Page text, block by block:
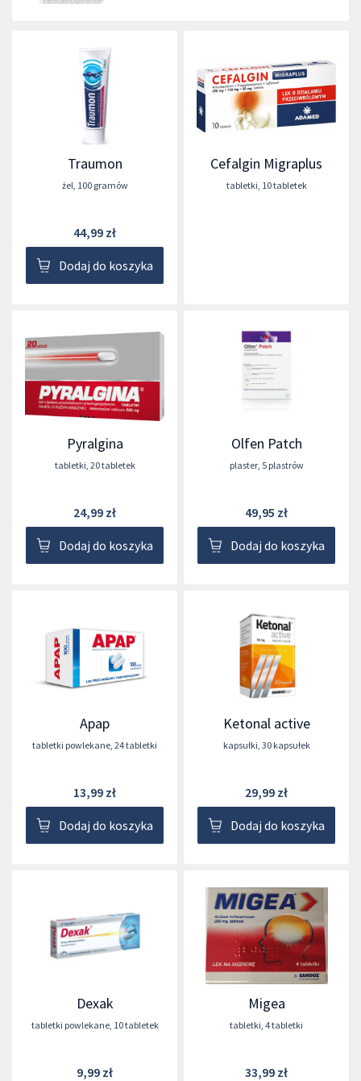
Traumon
żel 100 gramów
44,99 zł
Dodaj do koszyka
Cefalgin Migraplus
tabletki 10 tabletek
Pyralgina
tabletki 20 tabletek
24,99 zł
Dodaj do koszyka
Olfen Patch
plaster, 5 plastrów
49,95 zł
Dodaj do koszyka
Apap
tabletki powlekane 24 tabletki
13,99 zł
Dodaj do koszyka
Ketonal active
kapsułki 30 kapsułek
29,99 zł
Dodaj do koszyka
Dexak
tabletki powlekane, 10 tabletek
9,99 zł
Migea
tabletki 4 tabletki
33,99 zł